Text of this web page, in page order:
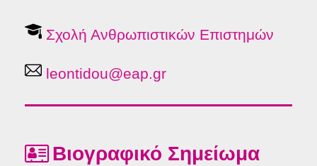
Σχολή Ανθρωπιστικών Επιστημών
leontidou@eap.gr
Βιογραφικό Σημείωμα